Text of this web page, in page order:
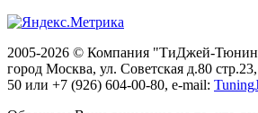
2005-2026 © Компания "ТиДжей-
город Москва, ул. Советская д.80
50 или +7 (926) 604-00-80, e-mail: